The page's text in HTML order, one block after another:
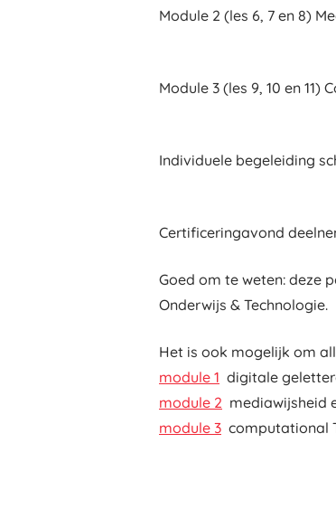
Module 2 (les 6, 7 en 8)
Module 3 (les 9, 10 en
Individuele begeleiding
Certificeringavond
Goed om te weten: deze
Onderwijs & Technologie.
Het is ook mogelijk om
module 1 digitale
module 2 mediawijsheid
module 3 computational